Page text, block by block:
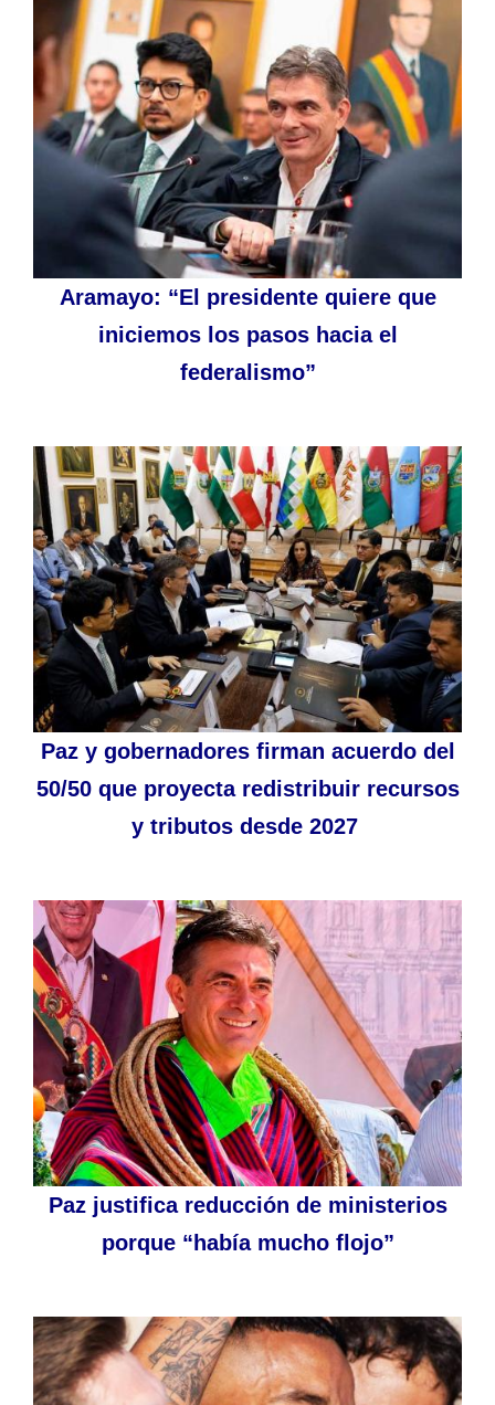
Aramayo: “El presidente quiere que
iniciemos los pasos hacia el
federalismo”
Paz y gobernadores firman acuerdo del
50/50 que proyecta redistribuir recursos
y tributos desde 2027
Paz justifica reducción de ministerios
porque “había mucho flojo”